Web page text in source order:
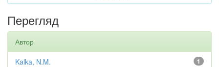
Перегляд
Автор
1
Kalka, N.M.